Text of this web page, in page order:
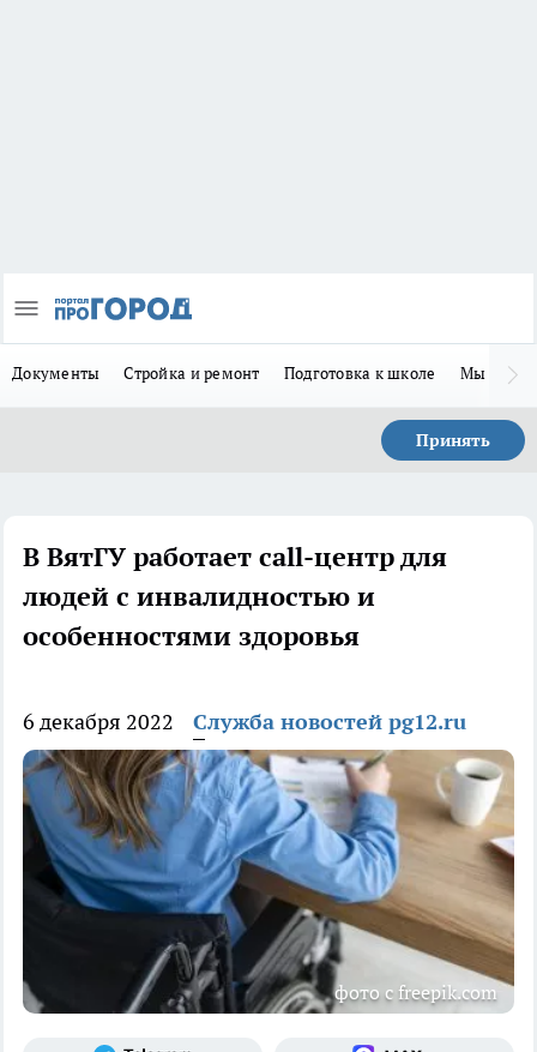
Документы Стройка и ремонт Подготовка к школе Мы в MAX
Принять
В ВятГУ работает call-центр для
людей с инвалидностью и
особенностями здоровья
6 декабря 2022 Служба новостей pg12.ru
фото с freepik.com